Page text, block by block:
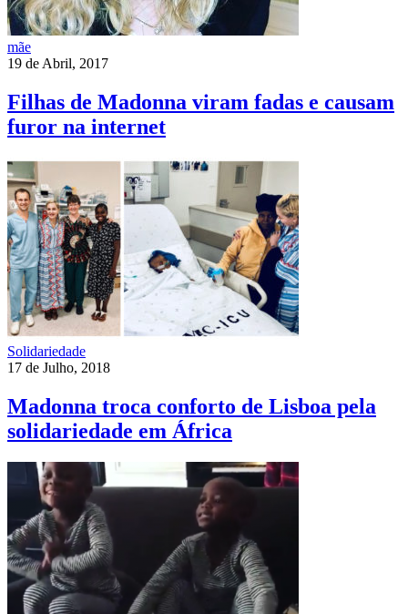
mãe
19 de Abril, 2017
Filhas de Madonna viram fadas e causam
furor na internet
Solidariedade
17 de Julho, 2018
Madonna troca conforto de Lisboa pela
solidariedade em África